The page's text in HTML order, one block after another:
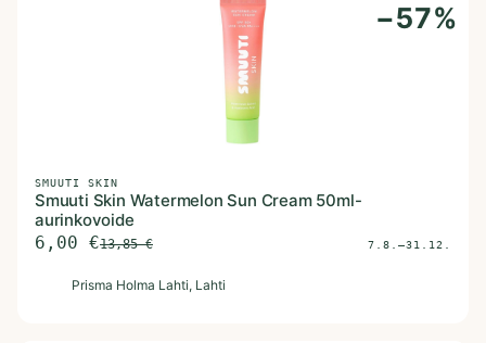
−57%
SMUUTI SKIN
Smuuti Skin Watermelon Sun Cream 50ml-
aurinkovoide
6,00 €13,85€ 7.8.–31.12.
Prisma Holma Lahti, Lahti